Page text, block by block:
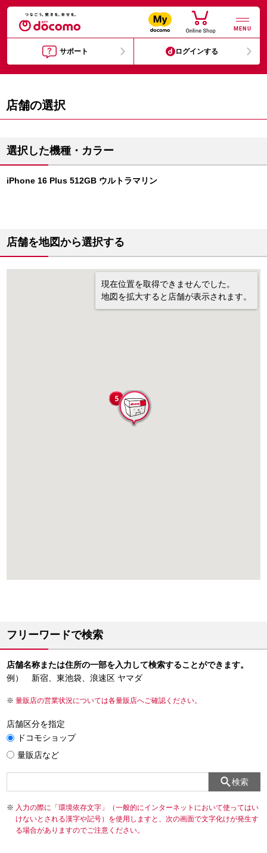
MENU
サポート ログインする
店舗の選択
選択した機種・カラー
iPhone 16 Plus 512GB ウルトラマリン
店舗を地図から選択する
現在位置を取得できませんでした。
地図を拡大すると店舗が表示されます。
フリーワードで検索
店舗名称または住所の一部を入力して検索することができます。
例） 新宿、東池袋、浪速区 ヤマダ
量販店の営業状況については各量販店へご確認ください。
店舗区分を指定
ドコモショップ
量販店など
検索
入力の際に「環境依存文字」（一般的にインターネットにおいて使ってはい
けないとされる漢字や記号）を使用しますと、次の画面で文字化けが発生す
る場合がありますのでご注意ください。